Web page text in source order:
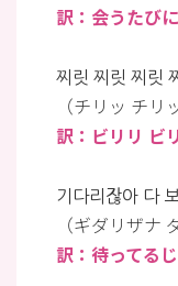
訳：会うたび
찌릿 찌릿 찌릿
（チリッ チリ
訳：ビリリ ビ
기다리잖아 다
（ギダリザナ
訳：待ってる